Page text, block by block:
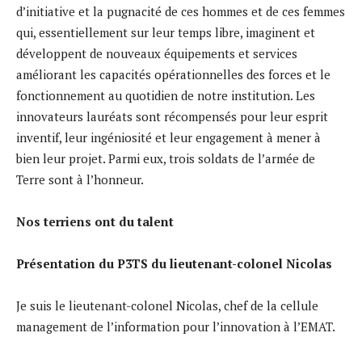
d’initiative et la pugnacité de ces hommes et de ces femmes
qui, essentiellement sur leur temps libre, imaginent et
développent de nouveaux équipements et services
améliorant les capacités opérationnelles des forces et le
fonctionnement au quotidien de notre institution. Les
innovateurs lauréats sont récompensés pour leur esprit
inventif, leur ingéniosité et leur engagement à mener à
bien leur projet. Parmi eux, trois soldats de l’armée de
Terre sont à l’honneur.
Nos terriens ont du talent
Présentation du P3TS du lieutenant-colonel Nicolas
Je suis le lieutenant-colonel Nicolas, chef de la cellule
management de l’information pour l’innovation à l’EMAT.